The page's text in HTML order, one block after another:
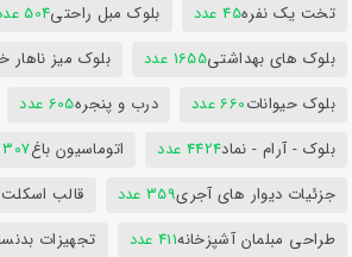
تخت یک نفره45 عدد بلوک مبل راحتی504 عدد
بلوک های بهداشتی1655 عدد بلوک میز ناهار
بلوک حیوانات660 عدد درب و پنجره605 عدد
بلوک - آرام - نماد4424 عدد اتوماسیون باغ307 عدد
جزئیات دیوار های آجری359 عدد قالب
طراحی مبلمان آشپزخانه411 عدد تجهیزات